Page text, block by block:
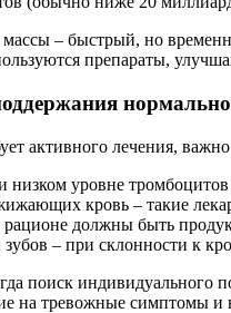
– быстрый, но
препараты,
активного лечения,
низком уровне
кровь – такие
рационе должны быть
зубов – при склонности к
поиск индивидуального
на тревожные симптомы и